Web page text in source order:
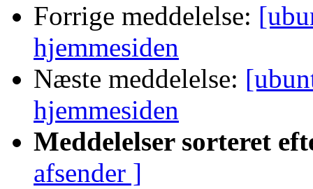
Forrige meddelelse:
hjemmesiden
Næste meddelelse:
hjemmesiden
Meddelelser sorteret
afsender ]